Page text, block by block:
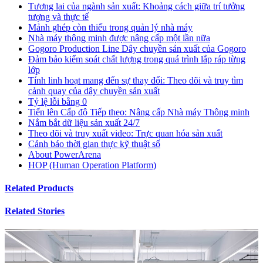
Tương lai của ngành sản xuất: Khoảng cách giữa trí tưởng
tượng và thực tế
Mảnh ghép còn thiếu trong quản lý nhà máy
Nhà máy thông minh được nâng cấp một lần nữa
Gogoro Production Line Dây chuyền sản xuất của Gogoro
Đảm bảo kiểm soát chất lượng trong quá trình lắp ráp từng
lớp
Tính linh hoạt mang đến sự thay đổi: Theo dõi và truy tìm
cảnh quay của dây chuyền sản xuất
Tỷ lệ lỗi bằng 0
Tiến lên Cấp độ Tiếp theo: Nâng cấp Nhà máy Thông minh
Nắm bắt dữ liệu sản xuất 24/7
Theo dõi và truy xuất video: Trực quan hóa sản xuất
Cảnh báo thời gian thực kỹ thuật số
About PowerArena
HOP (Human Operation Platform)
Related Products
Related Stories